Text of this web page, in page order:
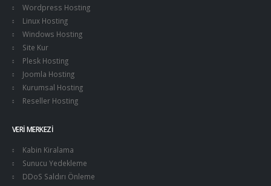
Wordpress Hosting
Linux Hosting
Windows Hosting
Site Kur
Plesk Hosting
Joomla Hosting
Kurumsal Hosting
Reseller Hosting
VERI MERKEZI
Kabin Kiralama
Sunucu Yedekleme
DDoS Saldırı Önleme